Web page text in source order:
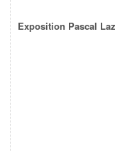
Exposition Pascal